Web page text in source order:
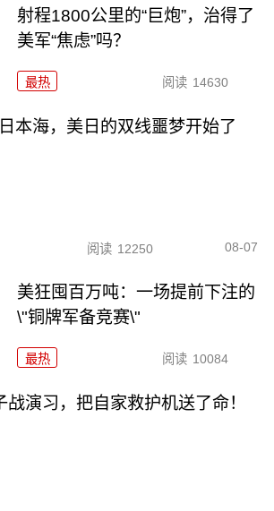
射程1800公里的“巨炮”，治得了
美军“焦虑”吗？
最热 阅读 14630
本海，美日的双线噩梦开始了
阅读 12250 08-07
美狂囤百万吨：一场提前下注的
\"铜牌军备竞赛\"
最热 阅读 10084
演习，把自家救护机送了命！